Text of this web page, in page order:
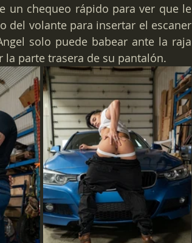
un chequeo rápido para ver que le
del volante para insertar el escaner
solo puede babear ante la raja
parte trasera de su pantalón.